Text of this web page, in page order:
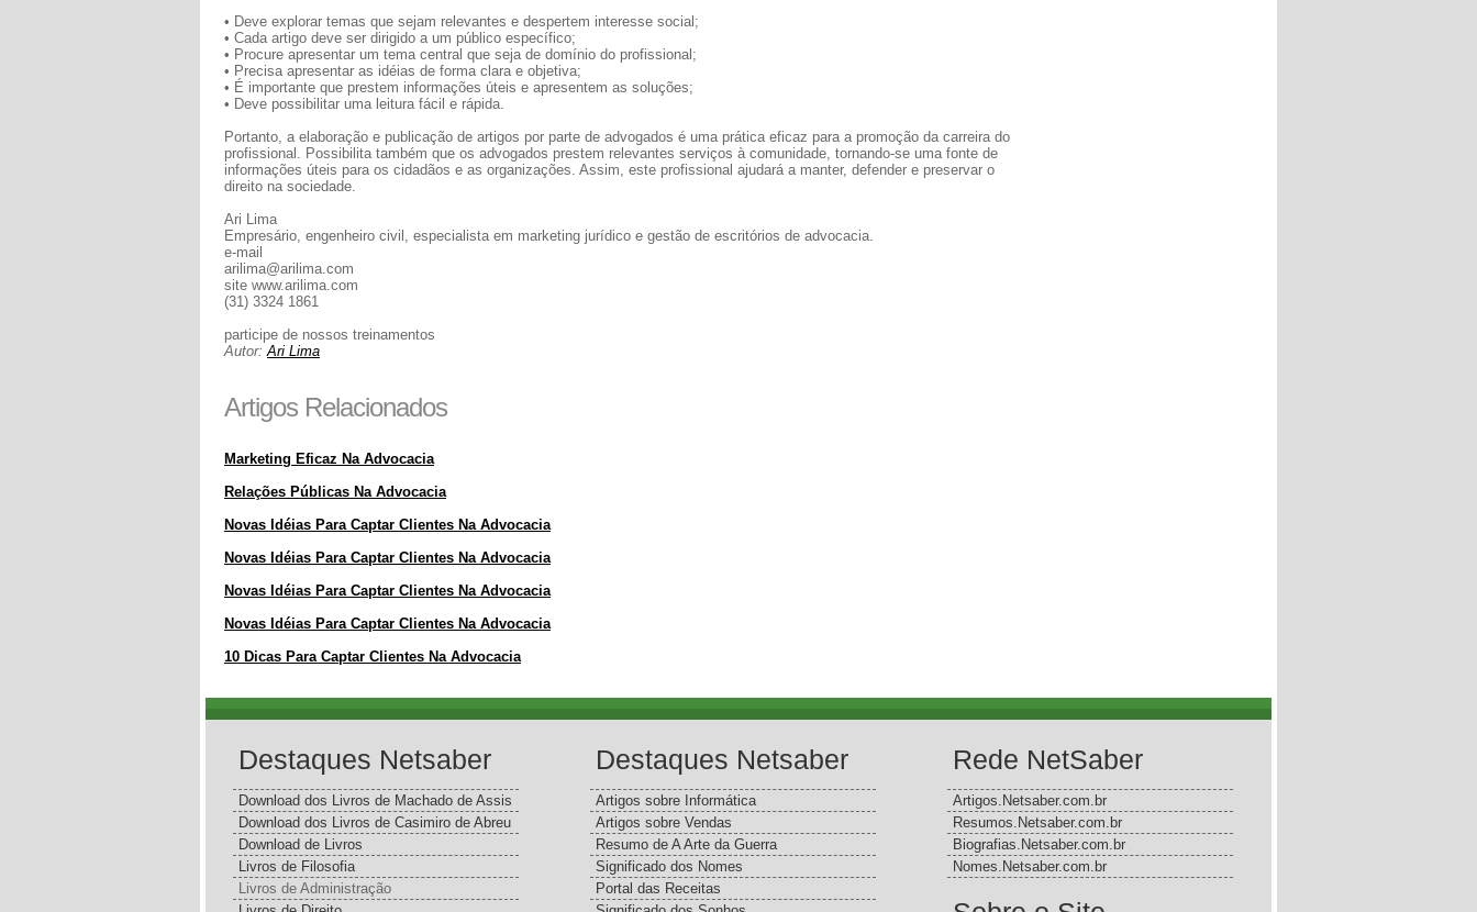
• Deve explorar temas que sejam relevantes e despertem interesse social;
• Cada artigo deve ser dirigido a um público específico;
• Procure apresentar um tema central que seja de domínio do profissional;
• Precisa apresentar as idéias de forma clara e objetiva;
• É importante que prestem informações úteis e apresentem as soluções;
• Deve possibilitar uma leitura fácil e rápida.
Portanto, a elaboração e publicação de artigos por parte de advogados é uma prática eficaz para a promoção da carreira do
profissional. Possibilita também que os advogados prestem relevantes serviços à comunidade, tornando-se uma fonte de
informações úteis para os cidadãos e as organizações. Assim, este profissional ajudará a manter, defender e preservar o
direito na sociedade.
Ari Lima
Empresário, engenheiro civil, especialista em marketing jurídico e gestão de escritórios de advocacia.
e-mail
arilima@arilima.com
site www.arilima.com
(31) 3324 1861
participe de nossos treinamentos
Autor:Ari Lima
Artigos Relacionados
Marketing Eficaz Na Advocacia
Relações Públicas Na Advocacia
Novas Idéias Para Captar Clientes Na Advocacia
Novas Idéias Para Captar Clientes Na Advocacia
Novas Idéias Para Captar Clientes Na Advocacia
Novas Idéias Para Captar Clientes Na Advocacia
10 Dicas Para Captar Clientes Na Advocacia
Destaques Netsaber
Download dos Livros de Machado de Assis
Download dos Livros de Casimiro de Abreu
Download de Livros
Livros de Filosofia
Livros de Administração
Destaques Netsaber
Artigos sobre Informática
Artigos sobre Vendas
Resumo de A Arte da Guerra
Significado dos Nomes
Portal das Receitas
Rede NetSaber
Artigos.Netsaber.com.br
Resumos.Netsaber.com.br
Biografias.Netsaber.com.br
Nomes.Netsaber.com.br